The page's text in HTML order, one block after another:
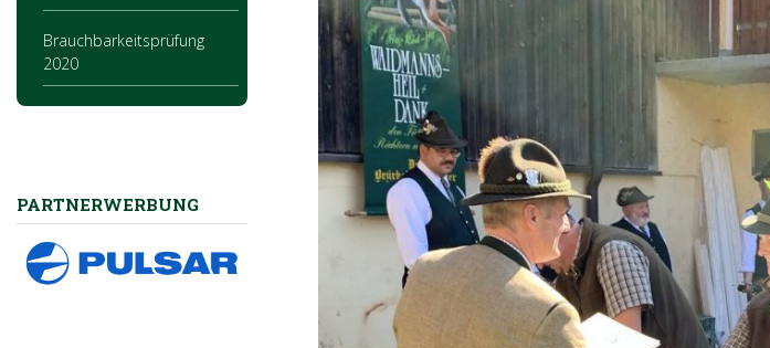
Brauchbarkeitsprüfung
2020
PARTNERWERBUNG